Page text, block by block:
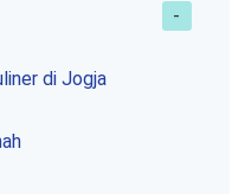
di Jogja